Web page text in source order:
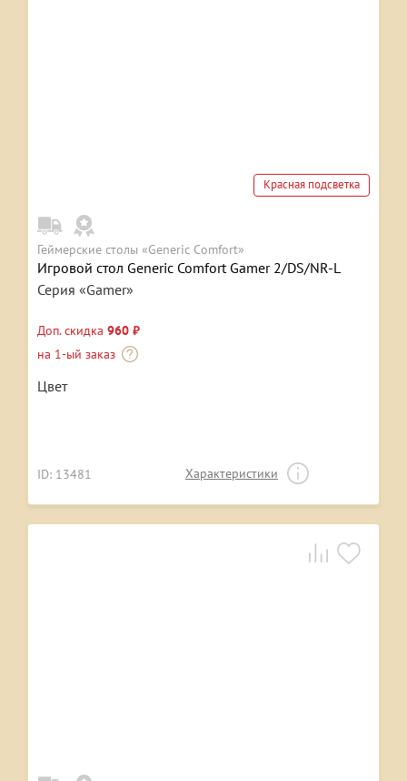
Красная подсветка
Геймерские столы «Generic Comfort»
Игровой стол Generic Comfort Gamer 2/DS/NR-L
Серия «Gamer»
Доп. скидка 960 ₽
на 1-ый заказ
Цвет
ID: 13481 Характеристики